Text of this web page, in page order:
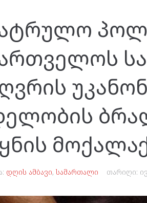
დღის ამბავი, სამართალი თარიღი: